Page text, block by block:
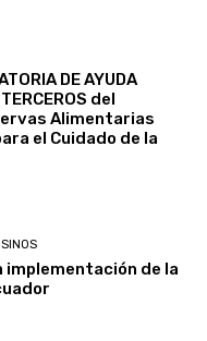
DE AYUDA
del
Alimentarias
el Cuidado de la
implementación de la